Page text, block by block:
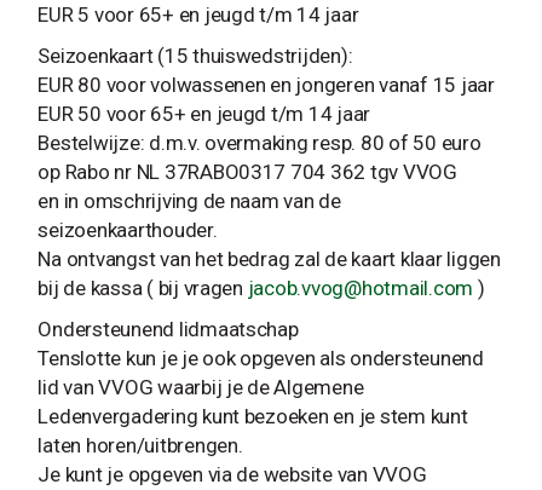
EUR 5 voor 65+ en jeugd t/m 14 jaar
Seizoenkaart (15 thuiswedstrijden):
EUR 80 voor volwassenen en jongeren vanaf 15 jaar
EUR 50 voor 65+ en jeugd t/m 14 jaar
Bestelwijze: d.m.v. overmaking resp. 80 of 50 euro
op Rabo nr NL 37RABO0317 704 362 tgv VVOG
en in omschrijving de naam van de
seizoenkaarthouder.
Na ontvangst van het bedrag zal de kaart klaar liggen
bij de kassa ( bij vragen jacob.vvog@hotmail.com )
Ondersteunend lidmaatschap
Tenslotte kun je je ook opgeven als ondersteunend
lid van VVOG waarbij je de Algemene
Ledenvergadering kunt bezoeken en je stem kunt
laten horen/uitbrengen.
Je kunt je opgeven via de website van VVOG